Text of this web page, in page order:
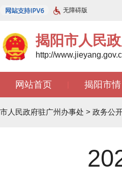
无障碍版
揭阳市人民
http://
网站首页 揭阳市情
文苑天地 |
市人民政府驻广州办事处 > 政务公